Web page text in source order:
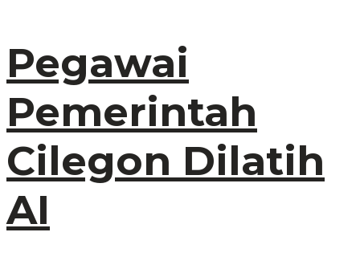
Pegawai
Pemerintah
Cilegon Dilatih
AI